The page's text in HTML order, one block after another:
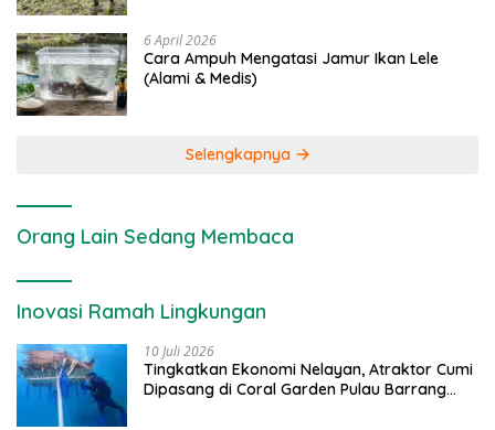
6 April 2026
Cara Ampuh Mengatasi Jamur Ikan Lele
(Alami & Medis)
Selengkapnya
Orang Lain Sedang Membaca
Inovasi Ramah Lingkungan
10 Juli 2026
Tingkatkan Ekonomi Nelayan, Atraktor Cumi
Dipasang di Coral Garden Pulau Barrang